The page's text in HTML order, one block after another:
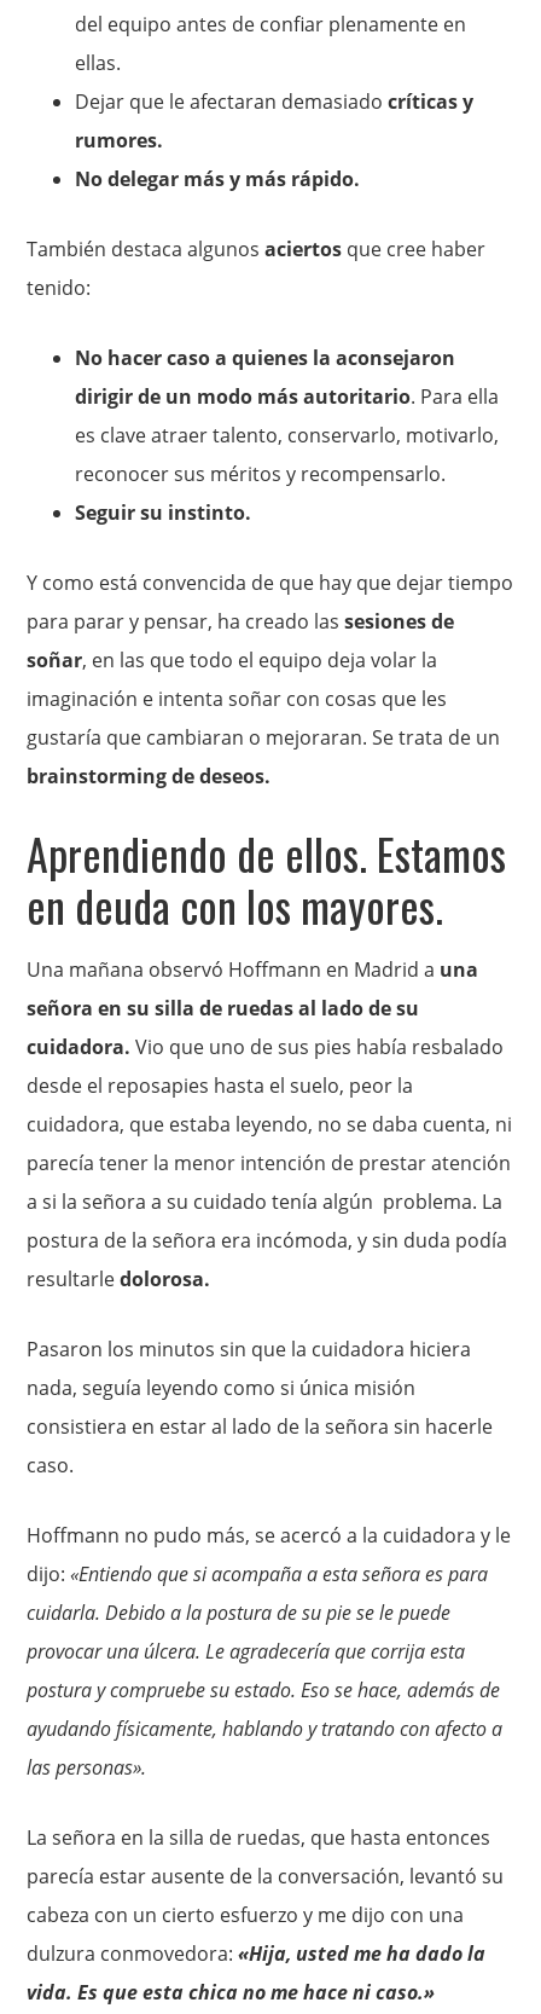
del equipo antes de confiar plenamente en
ellas.
Dejar que le afectaran demasiadocríticas y
rumores.
No delegar más y más rápido.
También destaca algunosaciertos que cree haber
tenido:
No hacer caso a quienes la aconsejaron
dirigir de un modo más autoritario. Para ella
es clave atraer talento, conservarlo, motivarlo,
reconocer sus méritos y recompensarlo.
Seguir su instinto.
Y como está convencida de que hay que dejar tiempo
para parar y pensar, ha creado lassesiones de
soñar, en las que todo el equipo deja volar la
imaginación e intenta soñar con cosas que les
gustaría que cambiaran o mejoraran. Se trata de un
brainstorming de deseos.
Aprendiendo de ellos. Estamos
en deuda con los mayores.
Una mañana observó Hoffmann en Madrid a una
señora en su silla de ruedas al lado de su
cuidadora. Vio que uno de sus pies había resbalado
desde el reposapies hasta el suelo, peor la
cuidadora, que estaba leyendo, no se daba cuenta, ni
parecía tener la menor intención de prestar atención
a si la señora a su cuidado tenía algún problema. La
postura de la señora era incómoda, y sin duda podía
resultarledolorosa.
Pasaron los minutos sin que la cuidadora hiciera
nada, seguía leyendo como si única misión
consistiera en estar al lado de la señora sin hacerle
caso.
Hoffmann no pudo más, se acercó a la cuidadora y le
dijo:«Entiendo que si acompaña a esta señora es para
cuidarla. Debido a la postura de su pie se le puede
provocar una úlcera. Le agradecería que corrija esta
postura y compruebe su estado. Eso se hace, además de
ayudando físicamente, hablando y tratando con afecto a
las personas».
La señora en la silla de ruedas, que hasta entonces
parecía estar ausente de la conversación, levantó su
cabeza con un cierto esfuerzo y me dijo con una
dulzura conmovedora: «Hija, usted me ha dado la
vida. Es que esta chica no me hace ni caso.»